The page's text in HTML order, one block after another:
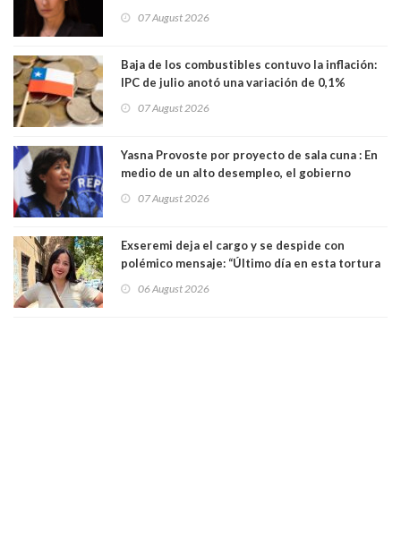
07 August 2026
Baja de los combustibles contuvo la inflación:
IPC de julio anotó una variación de 0,1%
07 August 2026
Yasna Provoste por proyecto de sala cuna : En
medio de un alto desempleo, el gobierno
07 August 2026
Exseremi deja el cargo y se despide con
polémico mensaje: “Último día en esta tortura
06 August 2026